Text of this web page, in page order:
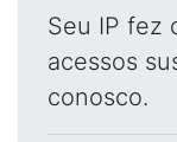
Seu IP fez
acessos
conosco.